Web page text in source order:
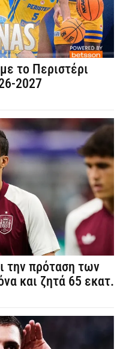
το Περιστέρι
2027
την πρόταση των
και ζητά 65 εκατ.